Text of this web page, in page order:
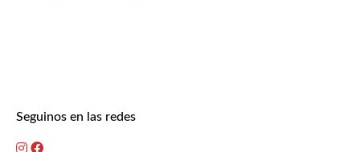
Seguinos en las redes